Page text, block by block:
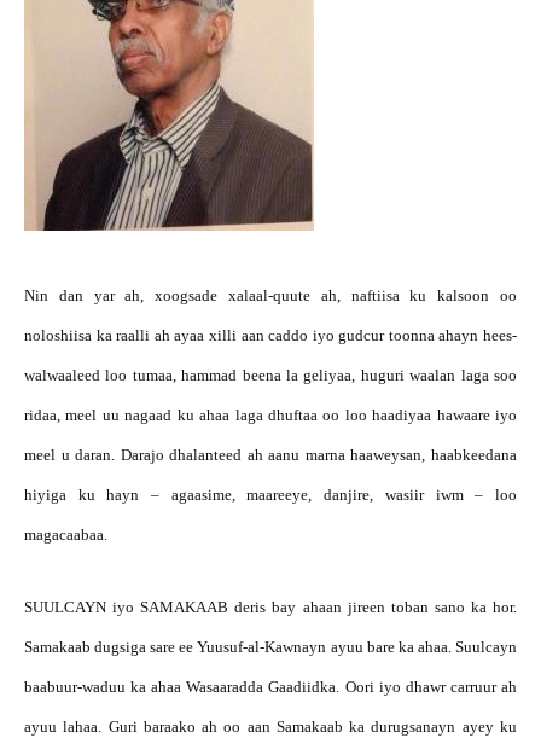
Nin dan yar ah, xoogsade xalaal-quute ah, naftiisa ku kalsoon oo
noloshiisa ka raalli ah ayaa xilli aan caddo iyo gudcur toonna ahayn hees-
walwaaleed loo tumaa, hammad beena la geliyaa, huguri waalan laga soo
ridaa, meel uu nagaad ku ahaa laga dhuftaa oo loo haadiyaa hawaare iyo
meel u daran. Darajo dhalanteed ah aanu marna haaweysan, haabkeedana
hiyiga ku hayn – agaasime, maareeye, danjire, wasiir iwm – loo
magacaabaa.
SUULCAYN iyo SAMAKAAB deris bay ahaan jireen toban sano ka hor.
Samakaab dugsiga sare ee Yuusuf-al-Kawnayn ayuu bare ka ahaa. Suulcayn
baabuur-waduu ka ahaa Wasaaradda Gaadiidka. Oori iyo dhawr carruur ah
ayuu lahaa. Guri baraako ah oo aan Samakaab ka durugsanayn ayey ku